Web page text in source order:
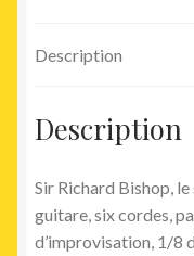
Description
Description
Sir Richard Bishop,
guitare, six cordes,
d’improvisation, 1/8